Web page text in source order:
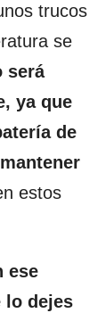
trucos
se
será
ya que
de
estos
ese
lo dejes